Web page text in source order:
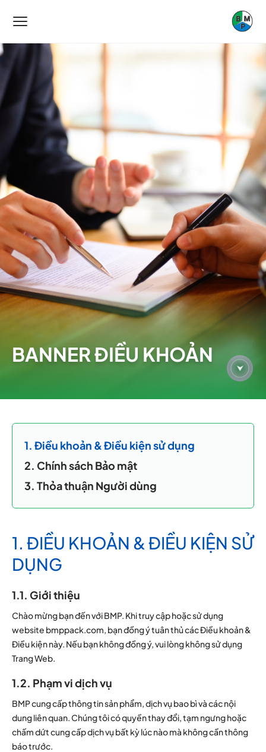
BANNER ĐIỀU KHOẢN
1. ĐIỀU KHOẢN & ĐIỀU KIỆN SỬ
DỤNG
1.1. Giới thiệu
Chào mừng bạn đến với BMP. Khi truy cập hoặc sử dụng
website bmppack.com, bạn đồng ý tuân thủ các Điều khoản &
Điều kiện này. Nếu bạn không đồng ý, vui lòng không sử dụng
Trang Web.
1.2. Phạm vi dịch vụ
BMP cung cấp thông tin sản phẩm, dịch vụ bao bì và các nội
dung liên quan. Chúng tôi có quyền thay đổi, tạm ngưng hoặc
chấm dứt cung cấp dịch vụ bất kỳ lúc nào mà không cần thông
báo trước.
1. Điều khoản & Điều kiện sử dụng
2. Chính sách Bảo mật
3. Thỏa thuận Người dùng